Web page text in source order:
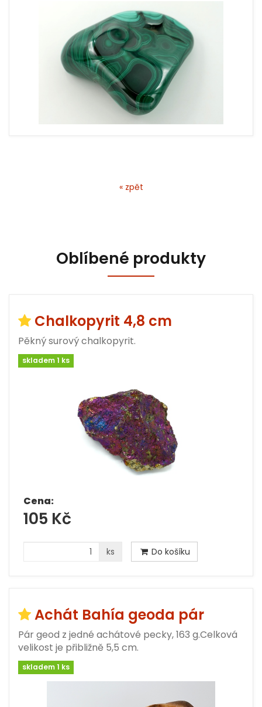
« zpět
Oblíbené produkty
Chalkopyrit 4,8 cm
Pěkný surový chalkopyrit.
skladem 1 ks
Cena:
105 Kč
ks Do košíku
Achát Bahía geoda pár
Pár geod z jedné achátové pecky, 163 g.Celková
velikost je přibližně 5,5 cm.
skladem 1 ks